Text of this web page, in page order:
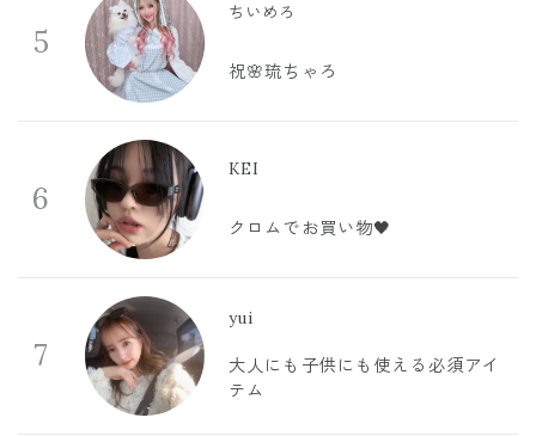
5
ちいめろ
祝🌸琉ちゃろ
6
KEI
クロムでお買い物🖤
7
yui
大人にも子供にも使える必須アイ
テム